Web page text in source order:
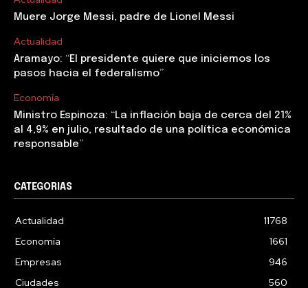
Muere Jorge Messi, padre de Lionel Messi
Actualidad
Aramayo: “El presidente quiere que iniciemos los
pasos hacia el federalismo”
Economía
Ministro Espinoza: “La inflación baja de cerca del 21%
al 4,9% en julio, resultado de una política económica
responsable”
CATEGORIAS
Actualidad
11768
Economía
1661
Empresas
946
Ciudades
560